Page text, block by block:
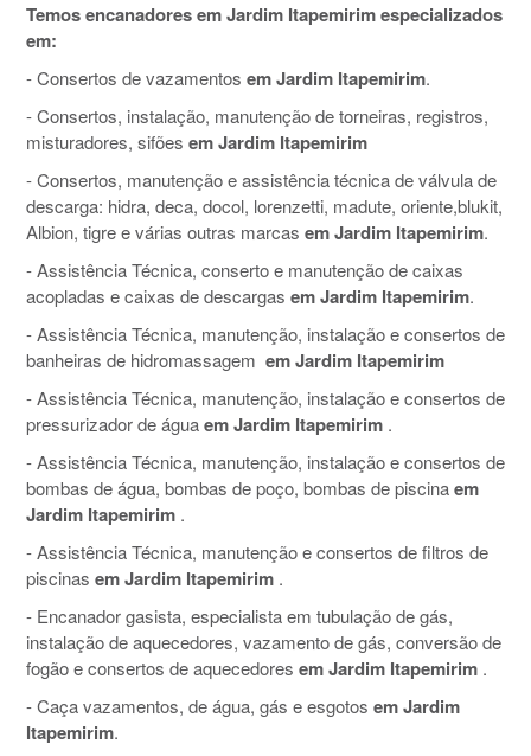
Temos encanadores em Jardim Itapemirim especializados
em:
- Consertos de vazamentos em Jardim Itapemirim.
- Consertos, instalação, manutenção de torneiras, registros,
misturadores, sifões em Jardim Itapemirim
- Consertos, manutenção e assistência técnica de válvula de
descarga: hidra, deca, docol, lorenzetti, madute, oriente,blukit,
Albion, tigre e várias outras marcas em Jardim Itapemirim.
- Assistência Técnica, conserto e manutenção de caixas
acopladas e caixas de descargas em Jardim Itapemirim.
- Assistência Técnica, manutenção, instalação e consertos de
banheiras de hidromassagem em Jardim Itapemirim
- Assistência Técnica, manutenção, instalação e consertos de
pressurizador de águaem Jardim Itapemirim .
- Assistência Técnica, manutenção, instalação e consertos de
bombas de água, bombas de poço, bombas de piscinaem
Jardim Itapemirim .
- Assistência Técnica, manutenção e consertos de filtros de
piscinas em Jardim Itapemirim .
- Encanador gasista, especialista em tubulação de gás,
instalação de aquecedores, vazamento de gás, conversão de
fogão e consertos de aquecedores em Jardim Itapemirim .
- Caça vazamentos, de água, gás e esgotos em Jardim
Itapemirim.